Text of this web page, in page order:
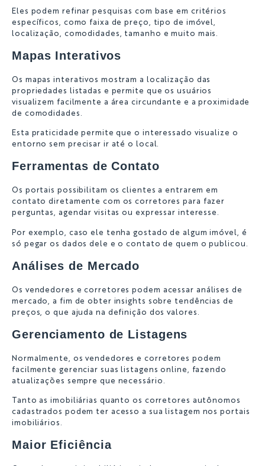
Eles podem refinar pesquisas com base em critérios
específicos, como faixa de preço, tipo de imóvel,
localização, comodidades, tamanho e muito mais.
Mapas Interativos
Os mapas interativos mostram a localização das
propriedades listadas e permite que os usuários
visualizem facilmente a área circundante e a proximidade
de comodidades.
Esta praticidade permite que o interessado visualize o
entorno sem precisar ir até o local.
Ferramentas de Contato
Os portais possibilitam os clientes a entrarem em
contato diretamente com os corretores para fazer
perguntas, agendar visitas ou expressar interesse.
Por exemplo, caso ele tenha gostado de algum imóvel, é
só pegar os dados dele e o contato de quem o publicou.
Análises de Mercado
Os vendedores e corretores podem acessar análises de
mercado, a fim de obter insights sobre tendências de
preços, o que ajuda na definição dos valores.
Gerenciamento de Listagens
Normalmente, os vendedores e corretores podem
facilmente gerenciar suas listagens online, fazendo
atualizações sempre que necessário.
Tanto as imobiliárias quanto os corretores autônomos
cadastrados podem ter acesso a sua listagem nos portais
imobiliários.
Maior Eficiência